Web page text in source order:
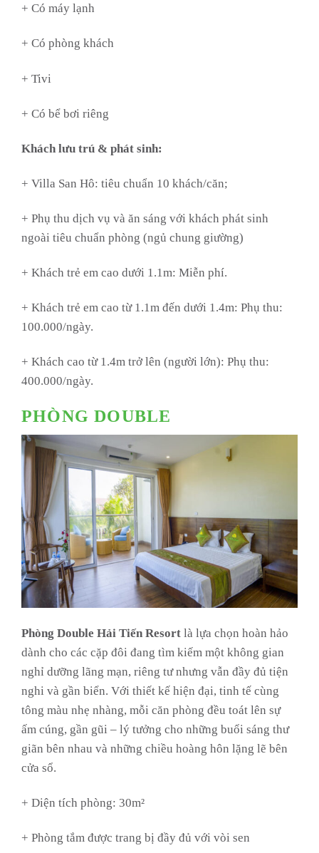
+ Có máy lạnh
+ Có phòng khách
+ Tivi
+ Có bể bơi riêng
Khách lưu trú & phát sinh:
+ Villa San Hô: tiêu chuẩn 10 khách/căn;
+ Phụ thu dịch vụ và ăn sáng với khách phát sinh
ngoài tiêu chuẩn phòng (ngủ chung giường)
+ Khách trẻ em cao dưới 1.1m: Miễn phí.
+ Khách trẻ em cao từ 1.1m đến dưới 1.4m: Phụ thu:
100.000/ngày.
+ Khách cao từ 1.4m trở lên (người lớn): Phụ thu:
400.000/ngày.
PHÒNG DOUBLE
Phòng Double Hải Tiến Resort là lựa chọn hoàn hảo
dành cho các cặp đôi đang tìm kiếm một không gian
nghỉ dưỡng lãng mạn, riêng tư nhưng vẫn đầy đủ tiện
nghi và gần biển. Với thiết kế hiện đại, tinh tế cùng
tông màu nhẹ nhàng, mỗi căn phòng đều toát lên sự
ấm cúng, gần gũi – lý tưởng cho những buổi sáng thư
giãn bên nhau và những chiều hoàng hôn lặng lẽ bên
cửa sổ.
+ Diện tích phòng: 30m²
+ Phòng tắm được trang bị đầy đủ với vòi sen